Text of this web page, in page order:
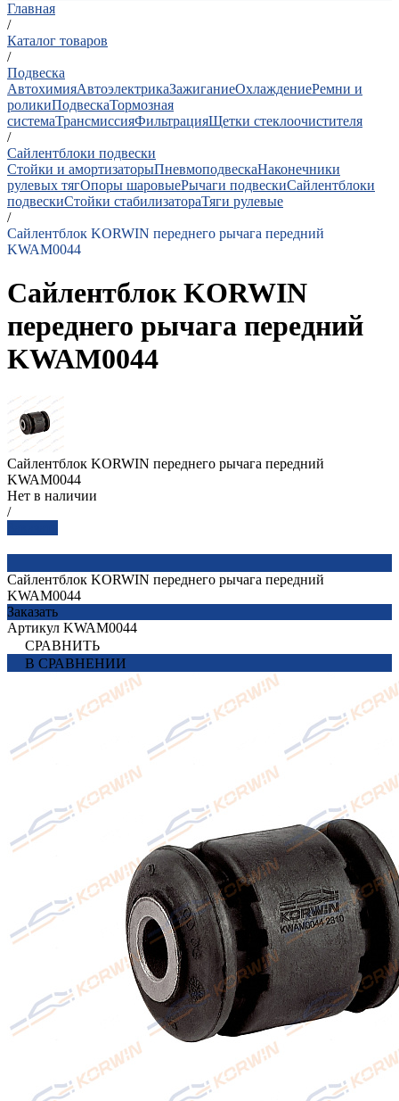
Главная
/
Каталог товаров
/
Подвеска
АвтохимияАвтоэлектрикаЗажиганиеОхлаждениеРемни и
роликиПодвескаТормозная
системаТрансмиссияФильтрацияЩетки стеклоочистителя
/
Сайлентблоки подвески
Стойки и амортизаторыПневмоподвескаНаконечники
рулевых тягОпоры шаровыеРычаги подвескиСайлентблоки
подвескиСтойки стабилизатораТяги рулевые
/
Сайлентблок KORWIN переднего рычага передний
KWAM0044
Сайлентблок KORWIN
переднего рычага передний
KWAM0044
Сайлентблок KORWIN переднего рычага передний
KWAM0044
Нет в наличии
/
Сайлентблок KORWIN переднего рычага передний
KWAM0044
Заказать
Артикул KWAM0044
СРАВНИТЬ
В СРАВНЕНИИ